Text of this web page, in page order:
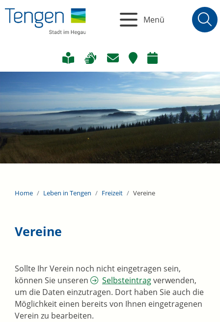
Menü
Home Leben in Tengen Freizeit Vereine
Vereine
Sollte Ihr Verein noch nicht eingetragen sein,
können Sie unseren
Selbsteintragverwenden,
um die Daten einzutragen. Dort haben Sie auch die
Möglichkeit einen bereits von Ihnen eingetragenen
Verein zu bearbeiten.